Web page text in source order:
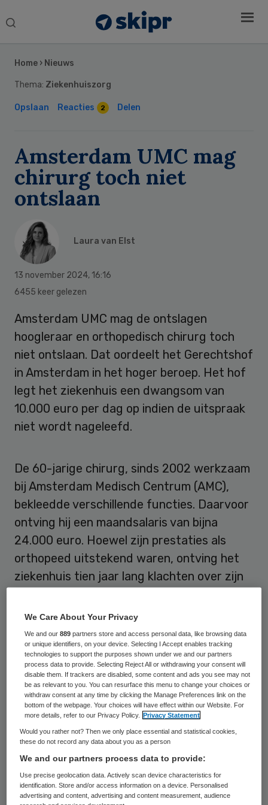
Search
Home › Nieuws
Thema: Ziekenhuiszorg
Opslaan Reacties 2 Delen
Amsterdam UMC mag
chirurg toch niet
ontslaan
Laura van Elst
13 november 2024, 16:16
6455 keer gelezen
Amsterdam UMC mag de ontslagen
hoogleraar en orthopedisch chirurg toch
niet ontslaan. Dat oordeelt het Gerechtshof
in Amsterdam in het hoger beroep. Het hof
legt het ziekenhuis een dwangsom van
10.000 euro per dag op indien de uitspraak
niet wordt nageleefd.
De 60-jarige chirurg, sinds 2002 werkzaam
bij Amsterdam Medisch Centrum (AMC),
bekleedde verschillende functies. Daarvoor
ontving hij een maandsalaris van bijna
24.000 euro. Hoewel zijn prestaties als
orthopeed uitstekend waren, ontving het
ziekenhuis tien jaar lang klachten over zijn
langdurig agressief en denigrerend gedrag
richting collega’s, personeel en studenten.
1,2 miljoen ontslagvergoeding
Ondanks een coachingtraject in 2017 om
zijn communicatie te verbeteren,
escaleerde het grensoverschrijdende
gedrag met conflicten en scheldpartijen
tijdens operaties in 2022 en 2023. Op 5
december klaagden alle artsen in opleiding
Sidebar
We Care About Your Privacy
We and our889 partners store and access personal data, like browsing data
or unique identifiers, on your device. Selecting I Accept enables tracking
technologies to support the purposes shown under we and our partners
process data to provide. Selecting Reject All or withdrawing your consent will
disable them. If trackers are disabled, some content and ads you see may not
be as relevant to you. You can resurface this menu to change your choices or
withdraw consent at any time by clicking the Manage Preferences link on the
bottom of the webpage. Your choices will have effect within our Website. For
more details, refer to our Privacy Policy.
Privacy Statement
Would you rather not? Then we only place essential and statistical cookies,
these do not record any data about you as a person
We and our partners process data to provide:
Use precise geolocation data. Actively scan device characteristics for
identification. Store and/or access information on a device. Personalised
advertising and content, advertising and content measurement, audience